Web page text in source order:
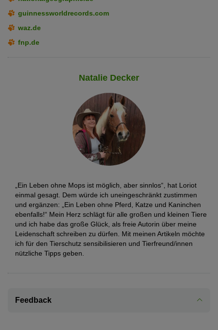
guinnessworldrecords.com
waz.de
fnp.de
Natalie Decker
„Ein Leben ohne Mops ist möglich, aber sinnlos“, hat Loriot
einmal gesagt. Dem würde ich uneingeschränkt zustimmen
und ergänzen: „Ein Leben ohne Pferd, Katze und Kaninchen
ebenfalls!“ Mein Herz schlägt für alle großen und kleinen Tiere
und ich habe das große Glück, als freie Autorin über meine
Leidenschaft schreiben zu dürfen. Mit meinen Artikeln möchte
ich für den Tierschutz sensibilisieren und Tierfreund/innen
nützliche Tipps geben.
Feedback